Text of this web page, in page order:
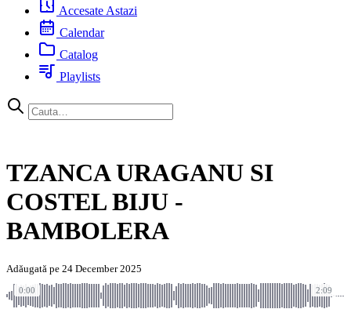
Accesate Astazi
Calendar
Catalog
Playlists
TZANCA URAGANU SI
COSTEL BIJU -
BAMBOLERA
Adăugată pe 24 December 2025
0:00 2:09